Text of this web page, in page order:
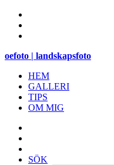
oefoto | landskapsfoto
HEM
GALLERI
TIPS
OM MIG
SÖK